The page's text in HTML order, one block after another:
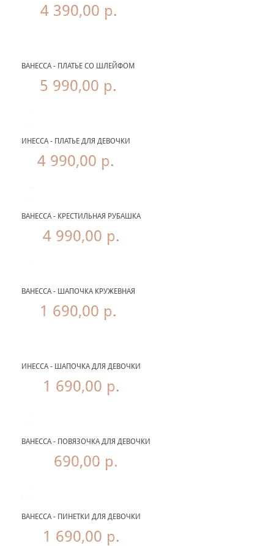
4 390,00 р.
ВАНЕССА - ПЛАТЬЕ СО ШЛЕЙФОМ
5 990,00 р.
ИНЕССА - ПЛАТЬЕ ДЛЯ ДЕВОЧКИ
4 990,00 р.
ВАНЕССА - КРЕСТИЛЬНАЯ РУБАШКА
4 990,00 р.
ВАНЕССА - ШАПОЧКА КРУЖЕВНАЯ
1 690,00 р.
ИНЕССА - ШАПОЧКА ДЛЯ ДЕВОЧКИ
1 690,00 р.
ВАНЕССА - ПОВЯЗОЧКА ДЛЯ ДЕВОЧКИ
690,00 р.
ВАНЕССА - ПИНЕТКИ ДЛЯ ДЕВОЧКИ
1 690,00 р.